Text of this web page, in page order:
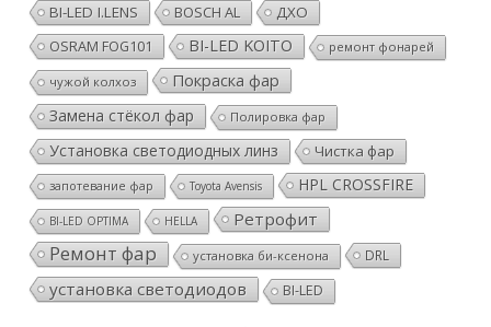
BI-LED I.LENS
BOSCH AL
ДХО
OSRAM FOG101
BI-LED KOITO ремонт фонарей
чужой колхоз Покраска фар
Замена стёкол фар Полировка фар
Установка светодиодных линз Чистка фар
запотевание фар Toyota Avensis HPL CROSSFIRE
BI-LED OPTIMA HELLA Ретрофит
Ремонт фар установка би-ксенона DRL
установка светодиодов BI-LED